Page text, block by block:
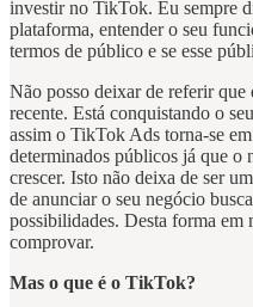
investir no TikTok. Eu sempre
plataforma, entender o seu
termos de público e se esse
Não posso deixar de referir
recente. Está conquistando o
assim o TikTok Ads torna-se
determinados públicos já que o
crescer. Isto não deixa de ser
de anunciar o seu negócio
possibilidades. Desta forma
comprovar.
Mas o que é o TikTok?